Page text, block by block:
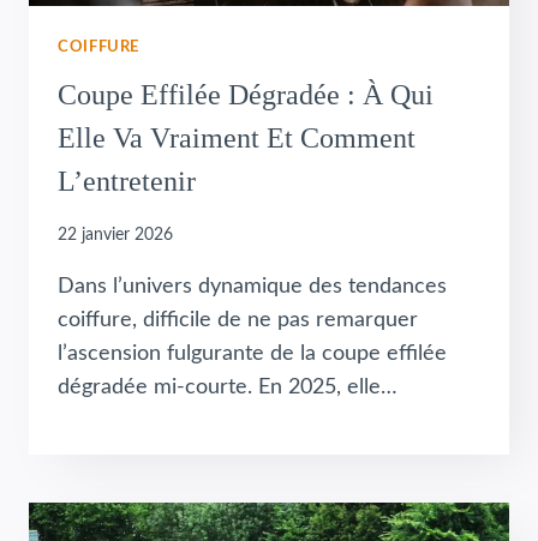
COIFFURE
Coupe Effilée Dégradée : À Qui
Elle Va Vraiment Et Comment
L’entretenir
22 janvier 2026
Dans l’univers dynamique des tendances
coiffure, difficile de ne pas remarquer
l’ascension fulgurante de la coupe effilée
dégradée mi-courte. En 2025, elle…